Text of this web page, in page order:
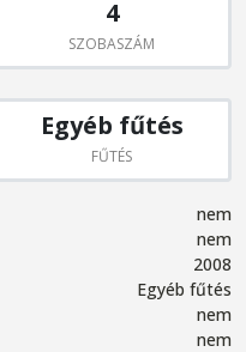
4
SZOBASZÁM
Egyéb fűtés
FŰTÉS
nem
nem
2008
Egyéb fűtés
nem
nem